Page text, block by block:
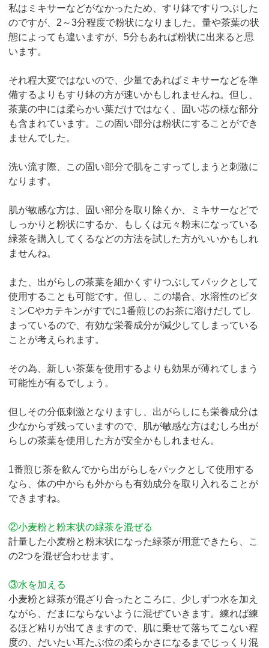
私はミキサーなどがなかったため、すり鉢ですりつぶした
のですが、2～3分程度で粉状になりました。量や茶葉の状
態によっても違いますが、5分もあれば粉状に出来ると思
います。
それ程大変ではないので、少量であればミキサーなどを準
備するよりもすり鉢の方が速いかもしれませんね。但し、
茶葉の中には柔らかい葉だけではなく、固い芯の様な部分
も含まれています。この固い部分は粉状にすることができ
ませんでした。
洗い流す際、この固い部分で肌をこすってしまうと刺激に
なります。
肌が敏感な方は、固い部分を取り除くか、ミキサーなどで
しっかりと粉状にするか、もしくは元々粉末になっている
緑茶を購入してくるなどの方法を試した方がいいかもしれ
ませんね。
また、出がらしの茶葉を細かくすりつぶしてパックとして
使用することも可能です。但し、この場合、水溶性のビタ
ミンCやカテキンがすでに1番煎じのお茶に溶けだしてし
まっているので、有効な栄養成分が減少してしまっている
ことが考えられます。
その為、新しい茶葉を使用するよりも効果が薄れてしまう
可能性が有るでしょう。
但しその分低刺激となりますし、出がらしにも栄養成分は
少なからず残っていますので、肌が敏感な方はむしろ出が
らしの茶葉を使用した方が安全かもしれません。
1番煎じ茶を飲んでから出がらしをパックとして使用する
なら、体の中からも外からも有効成分を取り入れることが
できますね。
②小麦粉と粉末状の緑茶を混ぜる
計量した小麦粉と粉末状になった緑茶が用意できたら、こ
の2つを混ぜ合わせます。
③水を加える
小麦粉と緑茶が混ざり合ったところに、少しずつ水を加え
ながら、だまにならないように混ぜていきます。練れば練
るほど粘りが出てきますので、肌に乗せて落ちてこない程
度の、だいたい耳たぶ位の柔らかさになるまでじっくり混